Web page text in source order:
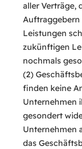
aller Verträge,
Auftraggebern
Leistungen
zukünftigen
nochmals
(2)
finden keine
Unternehmen
gesondert
Unternehmen
das